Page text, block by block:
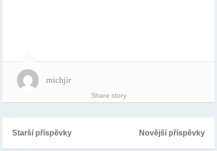
michjir
Share story
Starší příspěvky Novější příspěvky